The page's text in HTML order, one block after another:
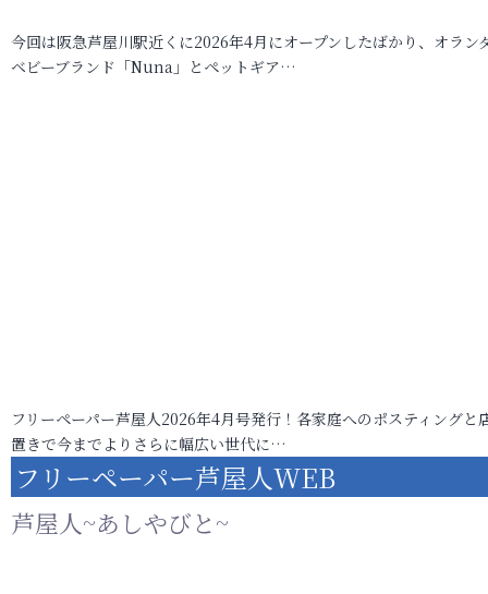
今回は阪急芦屋川駅近くに2026年4月にオープンしたばかり、オラン
ベビーブランド「Nuna」とペットギア…
フリーペーパー芦屋人2026年4月号発行！各家庭へのポスティングと
置きで今までよりさらに幅広い世代に…
フリーペーパー芦屋人WEB
芦屋人~あしやびと~